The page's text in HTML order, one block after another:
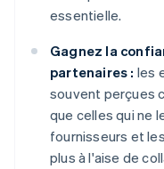
essentielle.
Gagnez la
partenaires : les
souvent perçues
que celles qui ne
fournisseurs et
plus à l'aise de